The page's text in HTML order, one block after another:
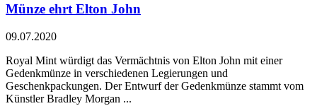
Münze ehrt Elton John
09.07.2020
Royal Mint würdigt das Vermächtnis von Elton John mit einer
Gedenkmünze in verschiedenen Legierungen und
Geschenkpackungen. Der Entwurf der Gedenkmünze stammt vom
Künstler Bradley Morgan ...